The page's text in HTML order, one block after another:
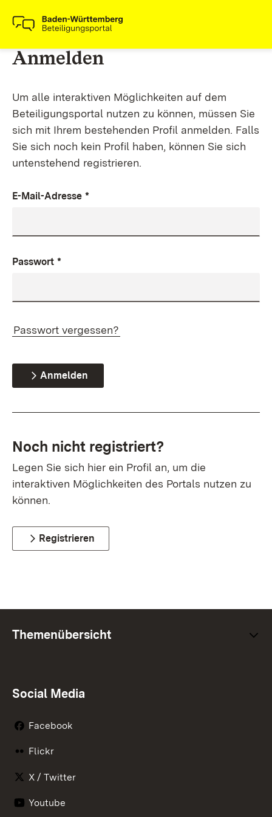
Anmelden
Um alle interaktiven Möglichkeiten auf dem
Beteiligungsportal nutzen zu können, müssen Sie
sich mit Ihrem bestehenden Profil anmelden. Falls
Sie sich noch kein Profil haben, können Sie sich
untenstehend registrieren.
E-Mail-Adresse *
Passwort *
Passwort vergessen?
Anmelden
Noch nicht registriert?
Legen Sie sich hier ein Profil an, um die
interaktiven Möglichkeiten des Portals nutzen zu
können.
Registrieren
Themenübersicht
Social Media
Facebook
Flickr
X / Twitter
Youtube